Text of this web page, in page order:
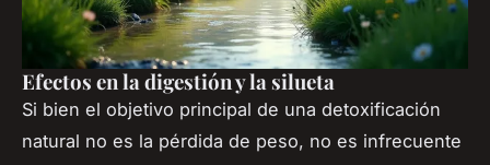
Efectos en la digestión y la silueta
Si bien el objetivo principal de una detoxificación
natural no es la pérdida de peso, no es infrecuente